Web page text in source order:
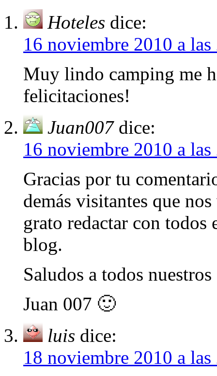
Hoteles dice:
16 noviembre 2010 a
Muy lindo camping me
felicitaciones!
Juan007 dice:
16 noviembre 2010 a
Gracias por tu
demás visitantes que
grato redactar con todos
blog.
Saludos a todos
Juan 007 🙂
luis dice:
18 noviembre 2010 a